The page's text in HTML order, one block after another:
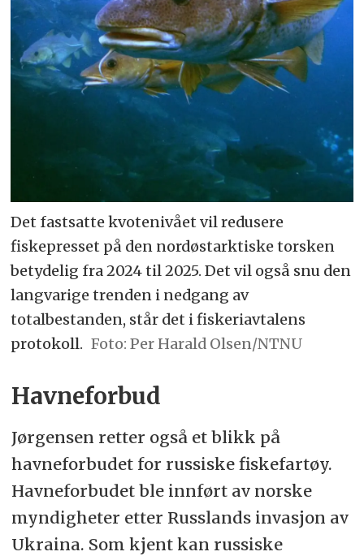
Det fastsatte kvotenivået vil redusere
fiskepresset på den nordøstarktiske torsken
betydelig fra 2024 til 2025. Det vil også snu den
langvarige trenden i nedgang av
totalbestanden, står det i fiskeriavtalens
protokoll.
Per Harald Olsen/NTNU
Havneforbud
Jørgensen retter også et blikk på
havneforbudet for russiske fiskefartøy.
Havneforbudet ble innført av norske
myndigheter etter Russlands invasjon av
Ukraina. Som kjent kan russiske